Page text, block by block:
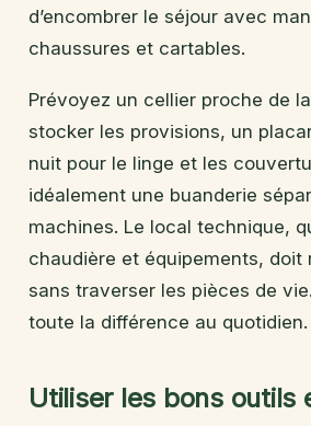
d’encombrer le séjour avec
chaussures et cartables.
Prévoyez un cellier proche de
stocker les provisions, un
nuit pour le linge et les
idéalement une buanderie
machines. Le local technique,
chaudière et équipements, doit
sans traverser les pièces de
toute la différence au quotidien.
Utiliser les bons outils